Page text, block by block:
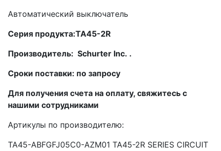
Автоматический выключатель
Серия продукта:TA45-2R
Производитель: Schurter Inc. .
Сроки поставки: по запросу
Для получения счета на оплату, свяжитесь с
нашими сотрудниками
Артикулы по производителю:
TA45-ABFGFJ05C0-AZM01 TA45-2R SERIES CIRCUIT